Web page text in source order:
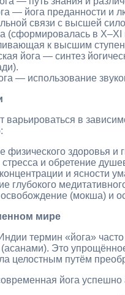
— йога преданности и
связи с высшей
(сформировалась в
к высшим
йога — синтез
— использование
варьироваться в
физического здоровья и
и обретение
и ясности
глубокого
(мокша) и
мире
термин «йога»
Это
целостным путём
йога успешно